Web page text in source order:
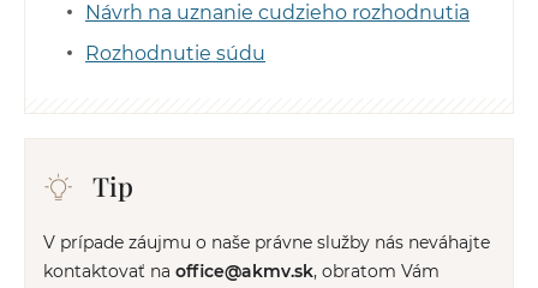
Návrh na uznanie cudzieho rozhodnutia
Rozhodnutie súdu
Tip
V prípade záujmu o naše právne služby nás neváhajte
kontaktovať na office@akmv.sk, obratom Vám